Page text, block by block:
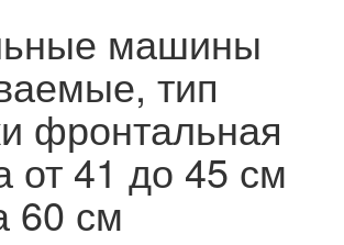
машины
тип
фронтальная
от 41 до 45 см
60 см